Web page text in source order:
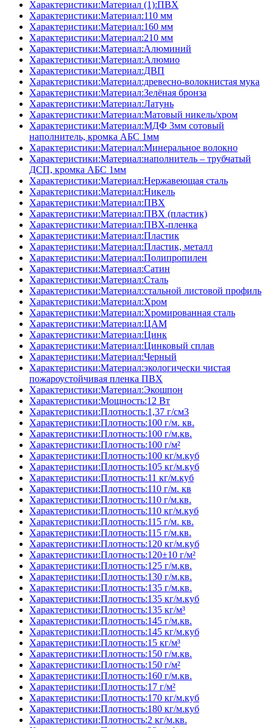
Характеристики:Материал (1):ПВХ
Характеристики:Материал:110 мм
Характеристики:Материал:160 мм
Характеристики:Материал:210 мм
Характеристики:Материал:Алюминий
Характеристики:Материал:Алюмио
Характеристики:Материал:ДВП
Характеристики:Материал:древесно-волокнистая мука
Характеристики:Материал:Зелёная бронза
Характеристики:Материал:Латунь
Характеристики:Материал:Матовый никель/хром
Характеристики:Материал:МДФ 3мм сотовый
наполнитель, кромка AБC 1мм
Характеристики:Материал:Минеральное волокно
Характеристики:Материал:наполнитель – трубчатый
ДСП, кромка AБC 1мм
Характеристики:Материал:Нержавеющая сталь
Характеристики:Материал:Никель
Характеристики:Материал:ПВХ
Характеристики:Материал:ПВХ (пластик)
Характеристики:Материал:ПВХ-пленка
Характеристики:Материал:Пластик
Характеристики:Материал:Пластик, металл
Характеристики:Материал:Полипропилен
Характеристики:Материал:Сатин
Характеристики:Материал:Сталь
Характеристики:Материал:стальной листовой профиль
Характеристики:Материал:Хром
Характеристики:Материал:Хромированная сталь
Характеристики:Материал:ЦАМ
Характеристики:Материал:Цинк
Характеристики:Материал:Цинковый сплав
Характеристики:Материал:Черный
Характеристики:Материал:экологически чистая
пожароустойчивая пленка ПВХ
Характеристики:Материал:Экошпон
Характеристики:Мощность:12 Вт
Характеристики:Плотность:1,37 г/см3
Характеристики:Плотность:100 г/м. кв.
Характеристики:Плотность:100 г/м.кв.
Характеристики:Плотность:100 г/м²
Характеристики:Плотность:100 кг/м.куб
Характеристики:Плотность:105 кг/м.куб
Характеристики:Плотность:11 кг/м.куб
Характеристики:Плотность:110 г/м. кв
Характеристики:Плотность:110 г/м.кв.
Характеристики:Плотность:110 кг/м.куб
Характеристики:Плотность:115 г/м. кв.
Характеристики:Плотность:115 г/м.кв.
Характеристики:Плотность:120 кг/м.куб
Характеристики:Плотность:120±10 г/м²
Характеристики:Плотность:125 г/м.кв.
Характеристики:Плотность:130 г/м.кв.
Характеристики:Плотность:135 г/м.кв.
Характеристики:Плотность:135 кг/м.куб
Характеристики:Плотность:135 кг/м³
Характеристики:Плотность:145 г/м.кв.
Характеристики:Плотность:145 кг/м.куб
Характеристики:Плотность:15 кг/м³
Характеристики:Плотность:150 г/м.кв.
Характеристики:Плотность:150 г/м²
Характеристики:Плотность:160 г/м.кв.
Характеристики:Плотность:17 г/м²
Характеристики:Плотность:170 кг/м.куб
Характеристики:Плотность:180 кг/м.куб
Характеристики:Плотность:2 кг/м.кв.